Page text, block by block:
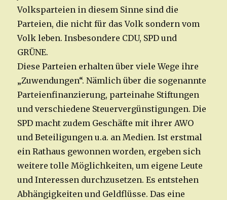
Volksparteien in diesem Sinne sind die
Parteien, die nicht für das Volk sondern vom
Volk leben. Insbesondere CDU, SPD und
GRÜNE.
Diese Parteien erhalten über viele Wege ihre
„Zuwendungen“. Nämlich über die sogenannte
Parteienfinanzierung, parteinahe Stiftungen
und verschiedene Steuervergünstigungen. Die
SPD macht zudem Geschäfte mit ihrer AWO
und Beteiligungen u.a. an Medien. Ist erstmal
ein Rathaus gewonnen worden, ergeben sich
weitere tolle Möglichkeiten, um eigene Leute
und Interessen durchzusetzen. Es entstehen
Abhängigkeiten und Geldflüsse. Das eine